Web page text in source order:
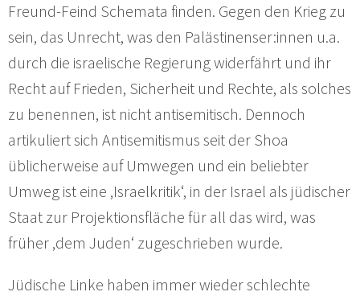
Freund-Feind Schemata finden. Gegen den Krieg zu
sein, das Unrecht, was den Palästinenser:innen u.a.
durch die israelische Regierung widerfährt und ihr
Recht auf Frieden, Sicherheit und Rechte, als solches
zu benennen, ist nicht antisemitisch. Dennoch
artikuliert sich Antisemitismus seit der Shoa
üblicherweise auf Umwegen und ein beliebter
Umweg ist eine ‚Israelkritik‘, in der Israel als jüdischer
Staat zur Projektionsfläche für all das wird, was
früher ‚dem Juden‘ zugeschrieben wurde.
Jüdische Linke haben immer wieder schlechte